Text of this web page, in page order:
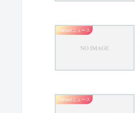
Yahoo!ニュース
Yahoo!ニュース